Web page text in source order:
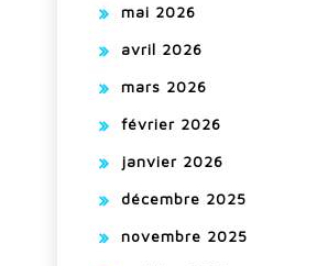
mai 2026
avril 2026
mars 2026
février 2026
janvier 2026
décembre 2025
novembre 2025